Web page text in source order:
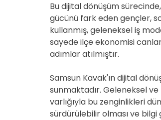
Bu dijital dönüşüm
gücünü fark eden gençler,
kullanmış, geleneksel iş
sayede ilçe ekonomisi
adımlar atılmıştır.
Samsun Kavak'ın dijital
sunmaktadır. Geleneksel
varlığıyla bu zenginlikleri
sürdürülebilir olması ve bilgi